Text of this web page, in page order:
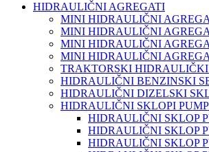
HIDRAULIČNI AGREGATI
MINI HIDRAULIČNI
MINI HIDRAULIČNI
MINI HIDRAULIČNI
MINI HIDRAULIČNI
TRAKTORSKI
HIDRAULIČNI BENZINSKI
HIDRAULIČNI DIZELSKI
HIDRAULIČNI SKLOPI
HIDRAULIČNI SKLOP
HIDRAULIČNI SKLOP
HIDRAULIČNI SKLOP